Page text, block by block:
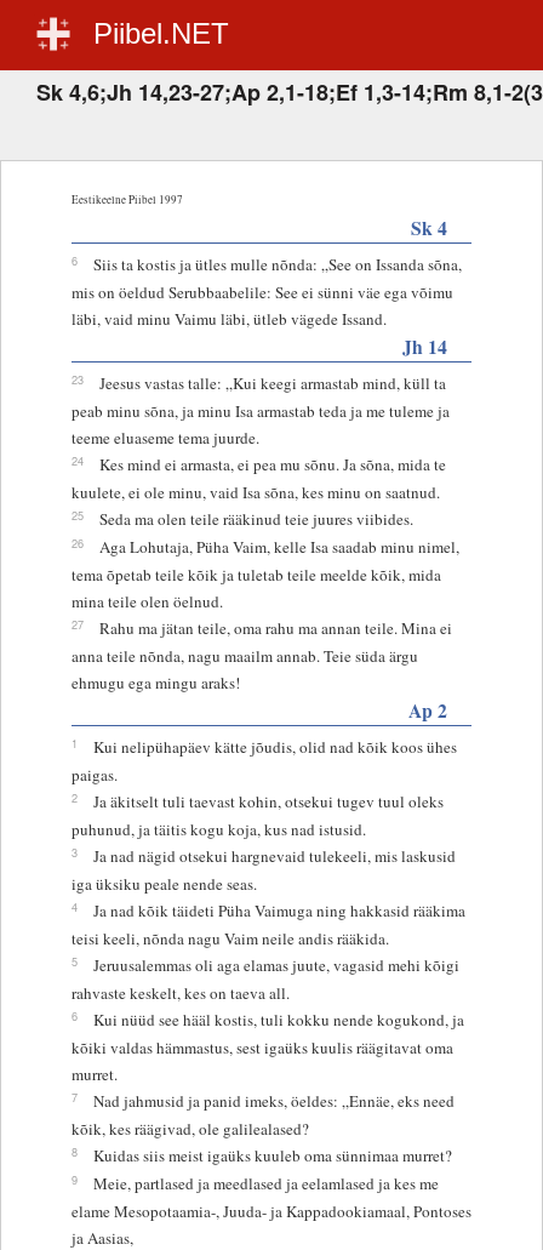
Piibel.NET
Sk 4,6;Jh 14,23-27;Ap 2,1-18;Ef 1,3-14;Rm 8,1-
Eestikeelne Piibel 1997
Sk 4
6
Siis ta kostis ja ütles mulle nõnda: „See on Issanda sõna,
mis on öeldud Serubbaabelile: See ei sünni väe ega võimu
läbi, vaid minu Vaimu läbi, ütleb vägede Issand.
Jh 14
23
Jeesus vastas talle: „Kui keegi armastab mind, küll ta
peab minu sõna, ja minu Isa armastab teda ja me tuleme ja
teeme eluaseme tema juurde.
24
Kes mind ei armasta, ei pea mu sõnu. Ja sõna, mida te
kuulete, ei ole minu, vaid Isa sõna, kes minu on saatnud.
25 Seda ma olen teile rääkinud teie juures viibides.
26
Aga Lohutaja, Püha Vaim, kelle Isa saadab minu nimel,
tema õpetab teile kõik ja tuletab teile meelde kõik, mida
mina teile olen öelnud.
27
Rahu ma jätan teile, oma rahu ma annan teile. Mina ei
anna teile nõnda, nagu maailm annab. Teie süda ärgu
ehmugu ega mingu araks!
Ap 2
1
Kui nelipühapäev kätte jõudis, olid nad kõik koos ühes
paigas.
2
Ja äkitselt tuli taevast kohin, otsekui tugev tuul oleks
puhunud, ja täitis kogu koja, kus nad istusid.
3
Ja nad nägid otsekui hargnevaid tulekeeli, mis laskusid
iga üksiku peale nende seas.
4
Ja nad kõik täideti Püha Vaimuga ning hakkasid rääkima
teisi keeli, nõnda nagu Vaim neile andis rääkida.
5
Jeruusalemmas oli aga elamas juute, vagasid mehi kõigi
rahvaste keskelt, kes on taeva all.
6
Kui nüüd see hääl kostis, tuli kokku nende kogukond, ja
kõiki valdas hämmastus, sest igaüks kuulis räägitavat oma
murret.
7
Nad jahmusid ja panid imeks, öeldes: „Ennäe, eks need
kõik, kes räägivad, ole galilealased?
8 Kuidas siis meist igaüks kuuleb oma sünnimaa murret?
9
Meie, partlased ja meedlased ja eelamlased ja kes me
elame Mesopotaamia-, Juuda- ja Kappadookiamaal, Pontoses
ja Aasias,